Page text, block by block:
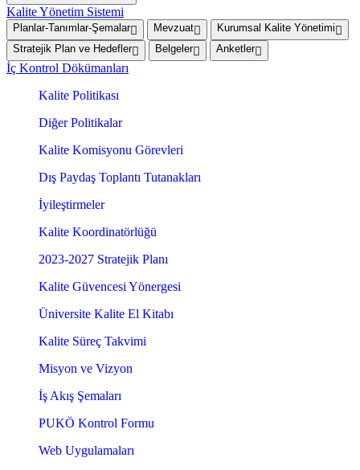
Kalite Yönetim Sistemi
Planlar-Tanımlar-Şemalar Mevzuat
Kurumsal Kalite Yönetimi
Stratejik Plan ve Hedefler
Belgeler Anketler
İç Kontrol Dökümanları
Kalite Politikası
Diğer Politikalar
Kalite Komisyonu Görevleri
Dış Paydaş Toplantı Tutanakları
İyileştirmeler
Kalite Koordinatörlüğü
2023-2027 Stratejik Planı
Kalite Güvencesi Yönergesi
Üniversite Kalite El Kitabı
Kalite Süreç Takvimi
Misyon ve Vizyon
İş Akış Şemaları
PUKÖ Kontrol Formu
Web Uygulamaları